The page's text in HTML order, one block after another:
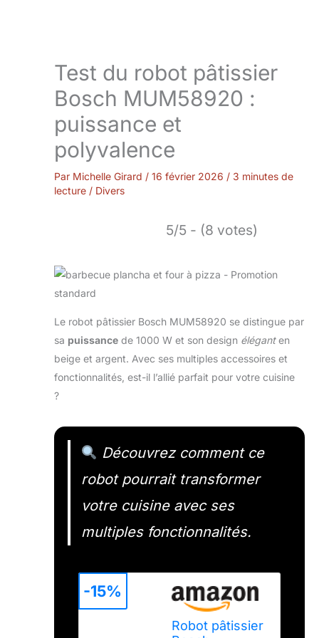
Test du robot pâtissier
Bosch MUM58920 :
puissance et
polyvalence
Par Michelle Girard / 16 février 2026 / 3 minutes de
lecture / Divers
5/5 - (8 votes)
Le robot pâtissier Bosch MUM58920 se distingue par
sa puissance de 1000 W et son design éléganten
beige et argent. Avec ses multiples accessoires et
fonctionnalités, est-il l’allié parfait pour votre cuisine
?
Découvrez comment ce
robot pourrait transformer
votre cuisine avec ses
multiples fonctionnalités.
Robot pâtissier
-15%